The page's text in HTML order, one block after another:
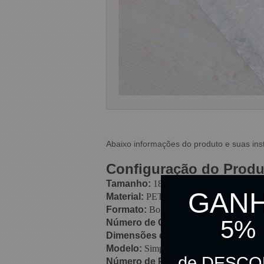
5%
Abaixo informações do produto e suas
Configuração do
Tamanho:185mm x 245mm
Material:PET
Formato:Bombom Coraçãozinho
Número de Cascas:
9 cascas
Dimensões do Formato
: 42mm (C)
Modelo:Simples
Número de Partes:1 parte acetato